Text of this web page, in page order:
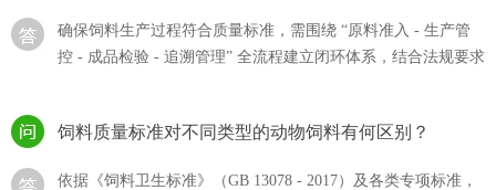
确保饲料生产过程符合质量标准，需围绕 “原料准入 - 生产管
控 - 成品检验 - 追溯管理” 全流程建立闭环体系，结合法规要求
饲料质量标准对不同类型的动物饲料有何区别？
依据《饲料卫生标准》（GB 13078 - 2017）及各类专项标准，